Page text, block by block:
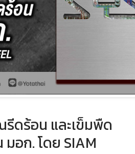
ดร้อน และเข็มพืด
อก. โดย ​SIAM